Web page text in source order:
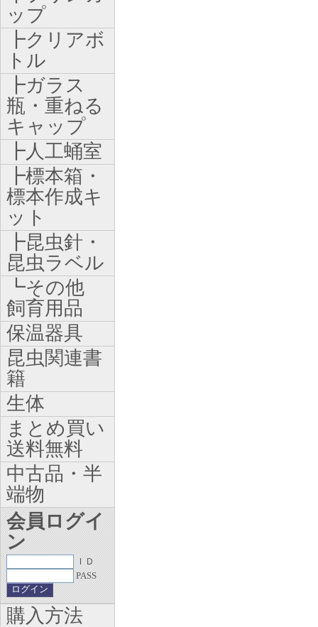
ップ
┣クリアボ
トル
┣ガラス
瓶・重ねる
キャップ
┣人工蛹室
┣標本箱・
標本作成キ
ット
┣昆虫針・
昆虫ラベル
┗その他
飼育用品
保温器具
昆虫関連書
籍
生体
まとめ買い
送料無料
中古品・半
端物
会員ログイ
ン
ＩＤ
PASS
購入方法